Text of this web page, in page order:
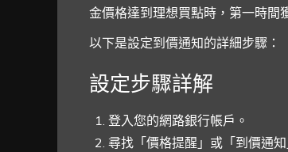
金價格達到理想買點時，第一時間
以下是設定到價通知的詳細步驟：
設定步驟詳解
登入您的網路銀行帳戶。
尋找「價格提醒」或「到價通知